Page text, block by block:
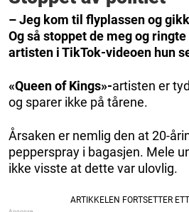
– Jeg kom til flyplassen og
Og så stoppet de meg og
artisten i TikTok-videoen hun
«Queen of Kings»-artisten er
og sparer ikke på tårene.
Årsaken er nemlig den at 20-
pepperspray i bagasjen. Mele
ikke visste at dette var ulovlig.